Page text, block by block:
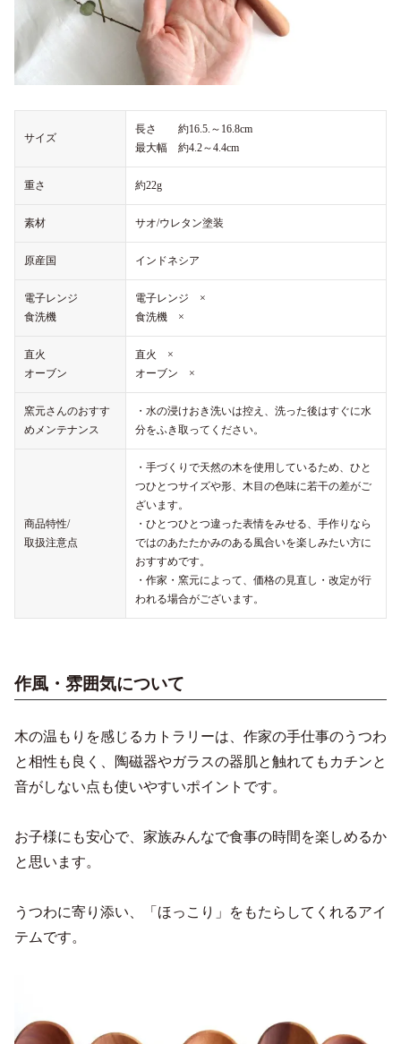
サイズ
長さ 約16.5.～16.8cm
最大幅 約4.2～4.4cm
重さ 約22g
素材 サオ/ウレタン塗装
原産国 インドネシア
電子レンジ
食洗機
電子レンジ ×
食洗機 ×
直火
オーブン
直火 ×
オーブン ×
窯元さんのおすす
めメンテナンス
・水の浸けおき洗いは控え、洗った後はすぐに水
分をふき取ってください。
商品特性/
取扱注意点
・手づくりで天然の木を使用しているため、ひと
つひとつサイズや形、木目の色味に若干の差がご
ざいます。
・ひとつひとつ違った表情をみせる、手作りなら
ではのあたたかみのある風合いを楽しみたい方に
おすすめです。
・作家・窯元によって、価格の見直し・改定が行
われる場合がございます。
作風・雰囲気について
木の温もりを感じるカトラリーは、作家の手仕事のうつわ
と相性も良く、陶磁器やガラスの器肌と触れてもカチンと
音がしない点も使いやすいポイントです。
お子様にも安心で、家族みんなで食事の時間を楽しめるか
と思います。
うつわに寄り添い、「ほっこり」をもたらしてくれるアイ
テムです。